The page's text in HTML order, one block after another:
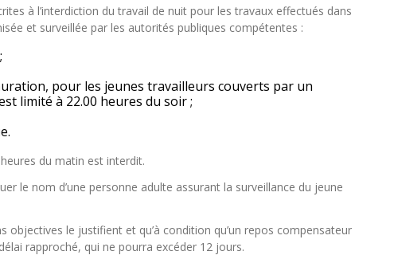
à l’interdiction du travail de nuit pour les travaux effectués dans
et surveillée par les autorités publiques compétentes :
pour les jeunes travailleurs couverts par un
limité à 22.00 heures du soir ;
du matin est interdit.
le nom d’une personne adulte assurant la surveillance du jeune
objectives le justifient et qu’à condition qu’un repos compensateur
rapproché, qui ne pourra excéder 12 jours.